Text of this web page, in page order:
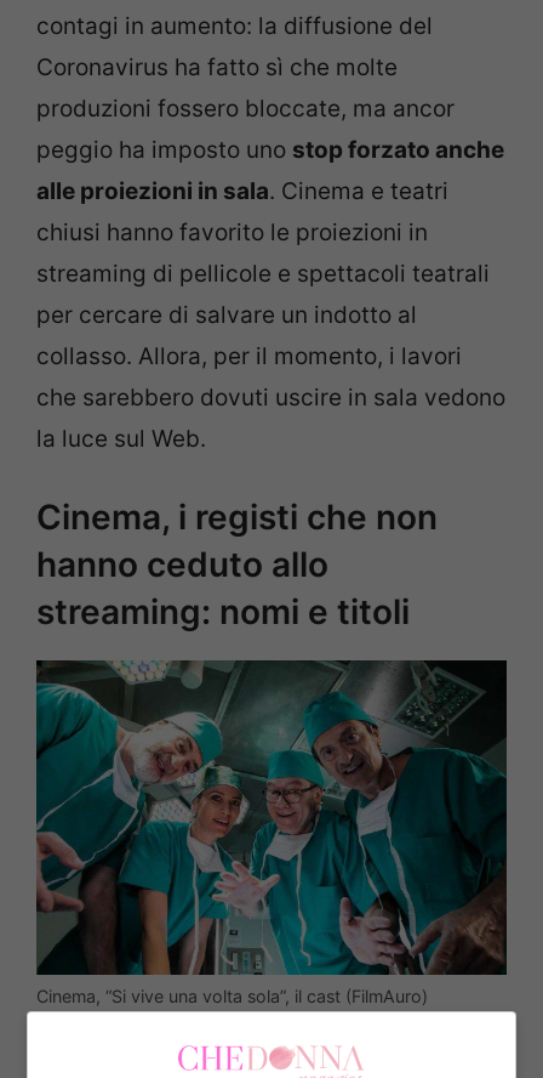
contagi in aumento: la diffusione del
Coronavirus ha fatto sì che molte
produzioni fossero bloccate, ma ancor
peggio ha imposto uno stop forzato anche
alle proiezioni in sala. Cinema e teatri
chiusi hanno favorito le proiezioni in
streaming di pellicole e spettacoli teatrali
per cercare di salvare un indotto al
collasso. Allora, per il momento, i lavori
che sarebbero dovuti uscire in sala vedono
la luce sul Web.
Cinema, i registi che non
hanno ceduto allo
streaming: nomi e titoli
Cinema, “Si vive una volta sola”, il cast (FilmAuro)
L’hanno fatto coloro che si sono affidati a